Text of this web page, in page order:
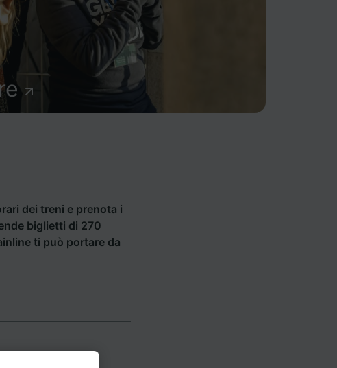
dei treni e prenota i
biglietti di 270
ti può portare da